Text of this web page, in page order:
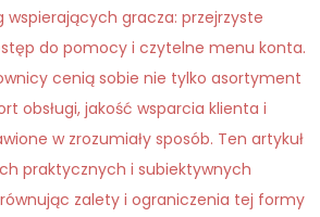
wspierających gracza: przejrzyste
do pomocy i czytelne menu konta.
cenią sobie nie tylko asortyment
obsługi, jakość wsparcia klienta i
w zrozumiały sposób. Ten artykuł
praktycznych i subiektywnych
zalety i ograniczenia tej formy